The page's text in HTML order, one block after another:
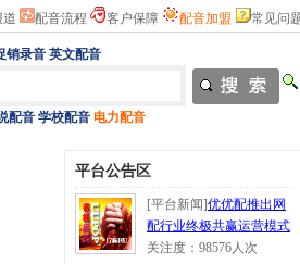
道 配音流程 客户保障 配音加盟 常见问
销录音 英文配音
配音 学校配音 电力配音
平台公告区
[平台新闻]优优配推出网
配行业终极共赢运营模式
关注度：98576人次